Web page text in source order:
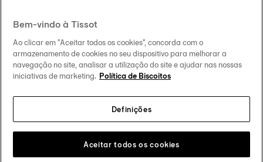
Help and contacts
Our commitments
Follow us on social media
Change country Tissot Copyrights 2026
Bem-vindo à Tissot
Ao clicar em "Aceitar todos os cookies", concorda com o
armazenamento de cookies no seu dispositivo para melhorar a
navegação no site, analisar a utilização do site e ajudar nas nossas
iniciativas de marketing. Política de Biscoitos
Definições
Aceitar todos os cookies